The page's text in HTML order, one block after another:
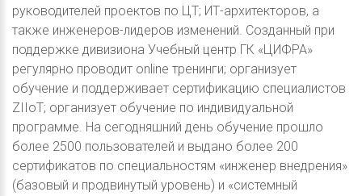
руководителей проектов по ЦТ; ИТ-архитекторов, а
также инженеров-лидеров изменений. Созданный при
поддержке дивизиона Учебный центр ГК «ЦИФРА»
регулярно проводит online тренинги; организует
обучение и поддерживает сертификацию специалистов
ZIIoT; организует обучение по индивидуальной
программе. На сегодняшний день обучение прошло
более 2500 пользователей и выдано более 200
сертификатов по специальностям «инженер внедрения»
(базовый и продвинутый уровень) и «системный